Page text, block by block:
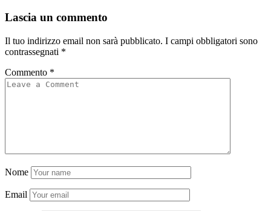
Lascia un commento
Il tuo indirizzo email non sarà pubblicato. I campi obbligatori sono
contrassegnati *
Commento *
Nome
Email